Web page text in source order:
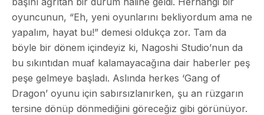
oyuncunun, “Eh, yeni oyunlarını bekliyordum ama ne
yapalım, hayat bu!” demesi oldukça zor. Tam da
böyle bir dönem içindeyiz ki, Nagoshi Studio’nun da
bu sıkıntıdan muaf kalamayacağına dair haberler peş
peşe gelmeye başladı. Aslında herkes ‘Gang of
Dragon’ oyunu için sabırsızlanırken, şu an rüzgarın
tersine dönüp dönmediğini göreceğiz gibi görünüyor.